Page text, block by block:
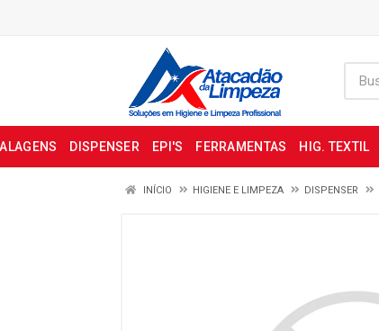
DISPENSER EPI'S FERRAMENTAS HIG. TEXTIL
INÍCIO HIGIENE E LIMPEZA DISPENSER